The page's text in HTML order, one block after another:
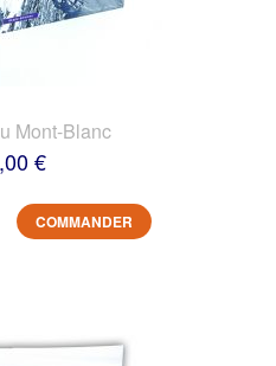
Mont-Blanc
€
COMMANDER